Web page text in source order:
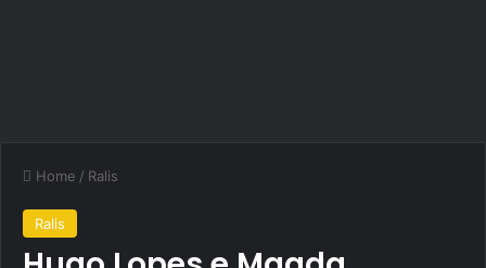
Home / Ralis
Ralis